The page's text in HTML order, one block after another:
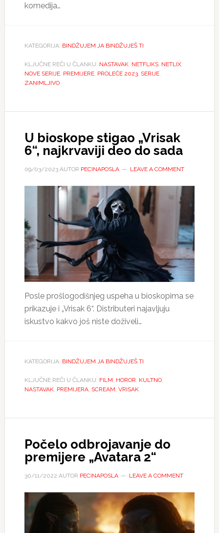
komedija…
KATEGORIJA: BINDŽUJEM JA BINDŽUJEŠ TI
KLJUČNE REČI U ČLANKU: NASTAVAK, NETFLIKS, NETLIX,
NOVE SERIJE, PREMIJERE, PROLEĆE 2023, SERIJE,
ZANIMLJIVO
U bioskope stigao „Vrisak
6“, najkrvaviji deo do sada
09/03/2023AUTOR PECINAPOSLA LEAVE A COMMENT
Posle prošlogodišnjeg uspeha u bioskopima se
prikazuje i „Vrisak 6“. Distributeri najavljuju
iskustvo kakvo još niste doživeli…
KATEGORIJA: BINDŽUJEM JA BINDŽUJEŠ TI
KLJUČNE REČI U ČLANKU: FILM HOROR KULTNO,
NASTAVAK, PREMIJERA, SCREAM VRISAK
Počelo odbrojavanje do
premijere „Avatara 2“
30/11/2022 AUTOR PECINAPOSLA LEAVE A COMMENT